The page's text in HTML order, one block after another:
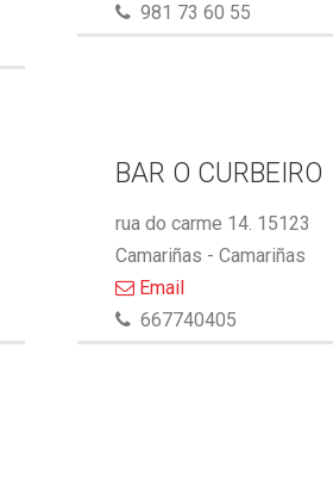
981 73 60 55
BAR O CURBEIRO
rua do carme 14. 15123
Camariñas - Camariñas
Email
667740405